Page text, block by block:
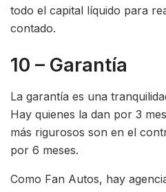
todo el capital líquido para
contado.
10 – Garantía
La garantía es una
Hay quienes la dan por 3
más rigurosos son en el
por 6 meses.
Como Fan Autos, hay